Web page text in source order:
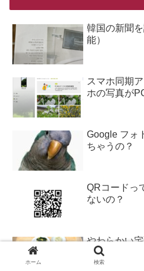
韓国の新聞
能）
スマホ同期
ホの写真が
Google フォ
ちゃうの？
QRコードっ
ないの？
やわらかい
ーー嚥下機
くても噛む
ホーム 検索